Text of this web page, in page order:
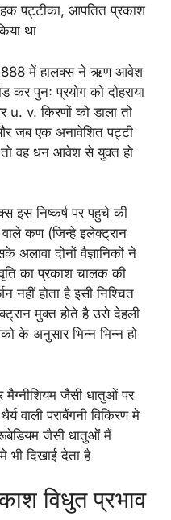
पट्टीका, आपतित प्रकाश
था
में हालक्स ने ऋण आवेश
कर पुनः प्रयोग को दोहराया
v. किरणों को डाला तो
जब एक अनावेशित पट्टी
तो वह धन आवेश से युक्त हो
इस निष्कर्ष पर पहुचे की
कण (जिन्हे इलेक्ट्रान
दोनों वैज्ञानिकों ने
का प्रकाश चालक की
नहीं होता है इसी निश्चित
मुक्त होते है उसे देहली
के अनुसार भिन्न भिन्न हो
जैसी धातुओं पर
वाली पराबैंगनी विकिरण मे
जैसी धातुओं मैं
भी दिखाई देता है
विधुत प्रभाव